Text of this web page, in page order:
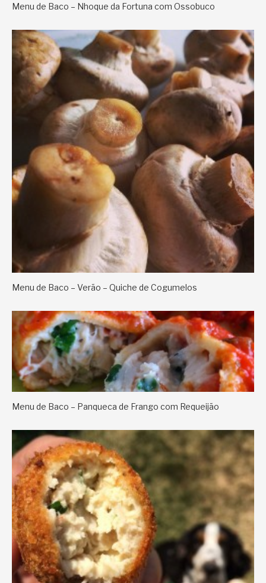
Menu de Baco – Nhoque da Fortuna com Ossobuco
Menu de Baco – Verão – Quiche de Cogumelos
Menu de Baco – Panqueca de Frango com Requeijão